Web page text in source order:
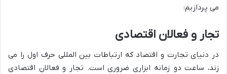
می پردازیم:
تجار و فعالان اقتصادی
در دنیای تجارت و اقتصاد که ارتباطات بین المللی حرف اول را می
زند، ساعت دو زمانه ابزاری ضروری است. تجار و فعالان اقتصادی